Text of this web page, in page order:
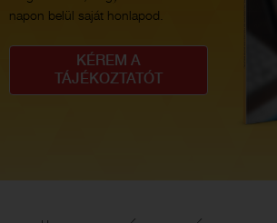
napon belül saját honlapod.
KÉREM A
TÁJÉKOZTATÓT